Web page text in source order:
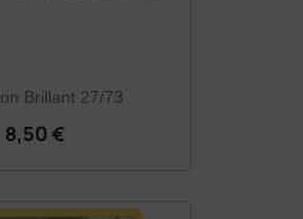
Brillant 27/73
8,50 €